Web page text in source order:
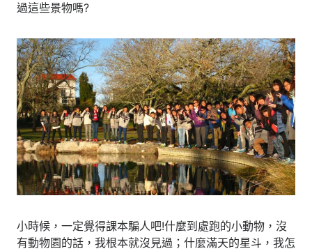
過這些景物嗎?
小時候，一定覺得課本騙人吧!什麼到處跑的小動物，沒
有動物園的話，我根本就沒見過；什麼滿天的星斗，我怎